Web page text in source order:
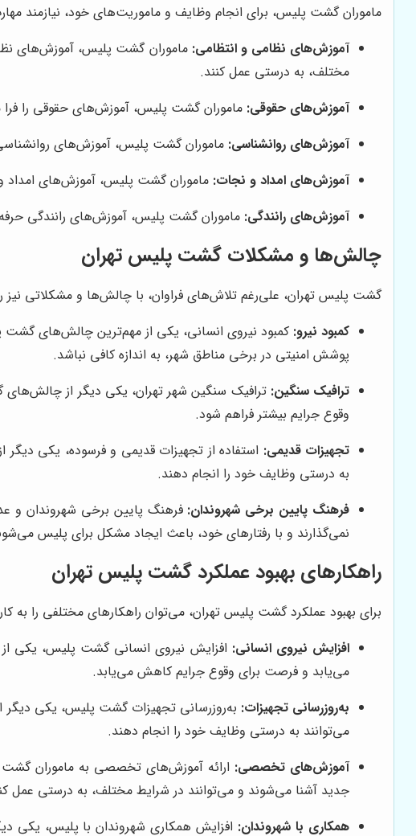
ماموران گشت پلیس، برای انجام وظایف و ماموریت‌های خود،
آموزش‌های نظامی و انتظامی: ماموران گشت پلیس، آموزش‌های
مختلف، به درستی عمل کنند.
آموزش‌های حقوقی: ماموران گشت پلیس، آموزش‌های حقوقی را فرا
آموزش‌های روانشناسی: ماموران گشت پلیس، آموزش‌های روانشناسی
آموزش‌های امداد و نجات: ماموران گشت پلیس، آموزش‌های امداد
آموزش‌های رانندگی: ماموران گشت پلیس، آموزش‌های رانندگی
چالش‌ها و مشکلات گشت پلیس تهران
گشت پلیس تهران، علی‌رغم تلاش‌های فراوان، با چالش‌ها و مشکلاتی
کمبود نیرو: کمبود نیروی انسانی، یکی از مهم‌ترین چالش‌های
پوشش امنیتی در برخی مناطق شهر، به اندازه کافی نباشد.
ترافیک سنگین: ترافیک سنگین شهر تهران، یکی دیگر از
وقوع جرایم بیشتر فراهم شود.
تجهیزات قدیمی: استفاده از تجهیزات قدیمی و فرسوده، یکی
به درستی وظایف خود را انجام دهند.
فرهنگ پایین برخی شهروندان: فرهنگ پایین برخی شهروندان و
نمی‌گذارند و با رفتارهای خود، باعث ایجاد مشکل برای پلیس
راهکارهای بهبود عملکرد گشت پلیس تهران
برای بهبود عملکرد گشت پلیس تهران، می‌توان راهکارهای مختلفی را به
افزایش نیروی انسانی: افزایش نیروی انسانی گشت پلیس، یکی
می‌یابد و فرصت برای وقوع جرایم کاهش می‌یابد.
به‌روزرسانی تجهیزات: به‌روزرسانی تجهیزات گشت پلیس، یکی دیگر
می‌توانند به درستی وظایف خود را انجام دهند.
آموزش‌های تخصصی: ارائه آموزش‌های تخصصی به ماموران گشت
جدید آشنا می‌شوند و می‌توانند در شرایط مختلف، به درستی عمل
همکاری با شهروندان: افزایش همکاری شهروندان با پلیس، یکی